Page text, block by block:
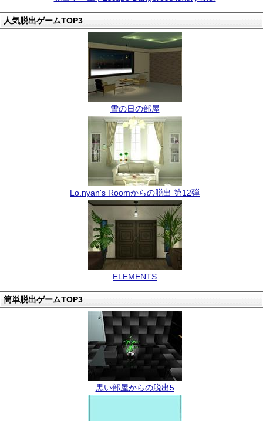
人気脱出ゲームTOP3
雪の日の部屋
Lo.nyan's Roomからの脱出 第12弾
ELEMENTS
簡単脱出ゲームTOP3
黒い部屋からの脱出5